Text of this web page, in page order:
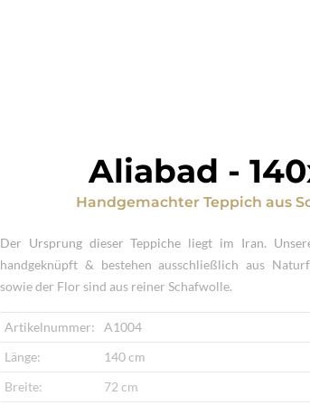
Aliabad -
Handgemachter Teppich aus
Der Ursprung dieser Teppiche liegt im Iran.
handgeknüpft & bestehen ausschließlich aus
sowie der Flor sind aus reiner Schafwolle.
Artikelnummer:
A1004
Länge:
140 cm
Breite:
72 cm